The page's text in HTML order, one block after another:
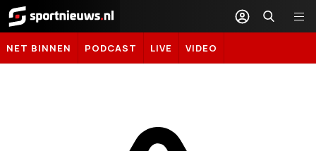
Sportnieuws.nl
NET BINNEN PODCAST LIVE VIDEO